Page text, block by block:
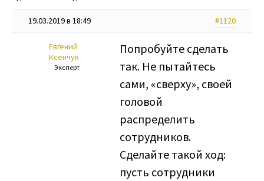
19.03.2019 в 18:49 #1120
Евгений
Ксенчук
Эксперт
Попробуйте сделать
так. Не пытайтесь
сами, «сверху», своей
головой
распределить
сотрудников.
Сделайте такой ход:
пусть сотрудники